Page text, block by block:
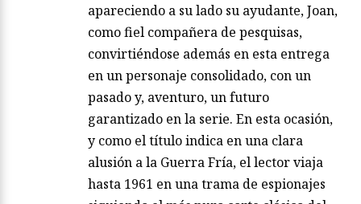
apareciendo a su lado su ayudante, Joan,
como fiel compañera de pesquisas,
convirtiéndose además en esta entrega
en un personaje consolidado, con un
pasado y, aventuro, un futuro
garantizado en la serie. En esta ocasión,
y como el título indica en una clara
alusión a la Guerra Fría, el lector viaja
hasta 1961 en una trama de espionajes